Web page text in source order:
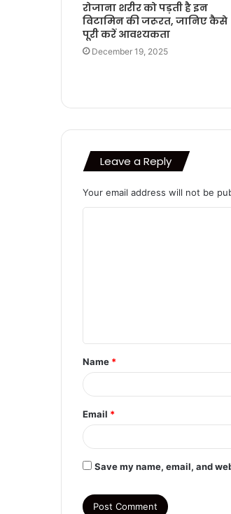
रोजाना शरीर को पड़ती है इन
विटामिन की जरूरत, जानिए कैसे
पूरी करें आवश्‍यकता
December 19, 2025
Leave a Reply
Your email address will not be
t
*
Name *
Email *
Save my name, email, and